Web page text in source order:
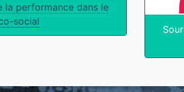
la performance dans le
social